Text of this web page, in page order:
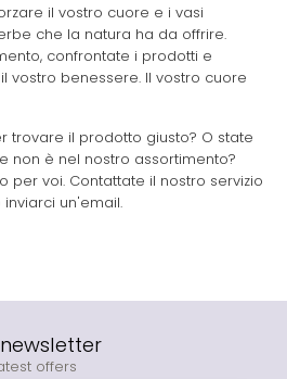
il vostro cuore e i vasi
che la natura ha da offrire.
confrontate i prodotti e
vostro benessere. Il vostro cuore
trovare il prodotto giusto? O state
non è nel nostro assortimento?
per voi. Contattate il nostro servizio
un'email.
offers